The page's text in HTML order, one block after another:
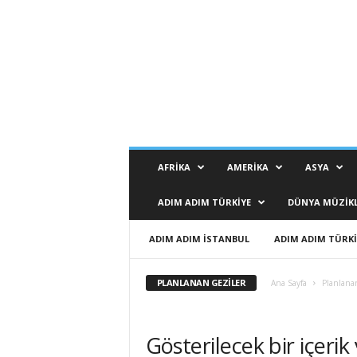
i
AFRIKA AMERIKA ASYA
ADIM ADIM TÜRKIYE DÜNYA
ADIM ADIM İSTANBUL ADIM ADIM
PLANLANAN GEZILER Ana Sayfa
Gösterilecek bir içerik